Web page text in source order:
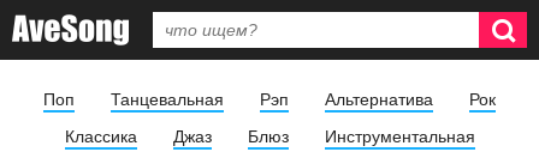
Поп Танцевальная Рэп Альтернатива
Рок
Классика
Джаз Блюз Инструментальная